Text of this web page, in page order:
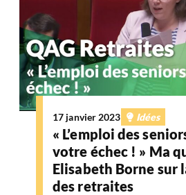
17 janvier 2023 Idées
« L’emploi des
votre échec ! » Ma
Elisabeth Borne sur
des retraites